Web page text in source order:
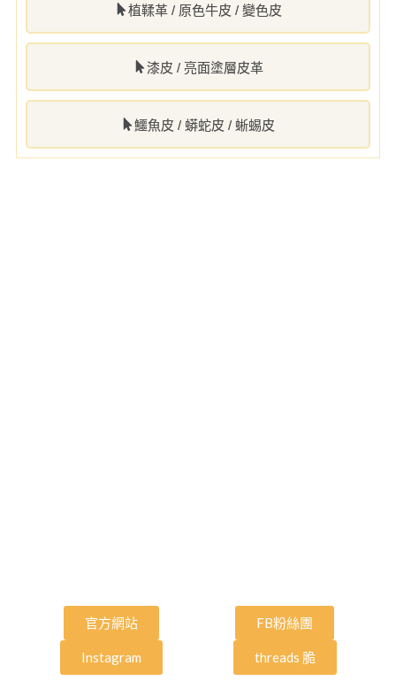
植鞣革 / 原色牛皮 / 變色皮
漆皮 / 亮面塗層皮革
鱷魚皮 / 蟒蛇皮 / 蜥蜴皮
官方網站 FB粉絲團
Instagram threads 脆